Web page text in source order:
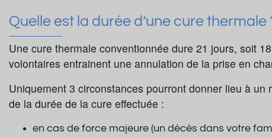
Quelle est la durée d’une cure thermale
Une cure thermale conventionnée dure 21 jours, soit
volontaires entrainent une annulation de la prise en
Uniquement 3 circonstances pourront donner lieu à
de la durée de la cure effectuée :
en cas de force majeure (un décès dans votre